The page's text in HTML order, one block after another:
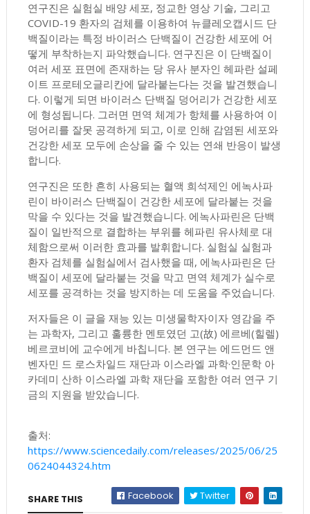
연구진은 실험실 배양 세포, 정교한 영상 기술, 그리고
COVID-19 환자의 검체를 이용하여 뉴클레오캡시드 단
백질이라는 특정 바이러스 단백질이 건강한 세포에 어
떻게 부착하는지 파악했습니다. 연구진은 이 단백질이
여러 세포 표면에 존재하는 당 유사 분자인 헤파란 설페
이트 프로테오글리칸에 달라붙는다는 것을 발견했습니
다. 이렇게 되면 바이러스 단백질 덩어리가 건강한 세포
에 형성됩니다. 그러면 면역 체계가 항체를 사용하여 이
덩어리를 잘못 공격하게 되고, 이로 인해 감염된 세포와
건강한 세포 모두에 손상을 줄 수 있는 연쇄 반응이 발생
합니다.
연구진은 또한 흔히 사용되는 혈액 희석제인 에녹사파
린이 바이러스 단백질이 건강한 세포에 달라붙는 것을
막을 수 있다는 것을 발견했습니다. 에녹사파린은 단백
질이 일반적으로 결합하는 부위를 헤파린 유사체로 대
체함으로써 이러한 효과를 발휘합니다. 실험실 실험과
환자 검체를 실험실에서 검사했을 때, 에녹사파린은 단
백질이 세포에 달라붙는 것을 막고 면역 체계가 실수로
세포를 공격하는 것을 방지하는 데 도움을 주었습니다.
저자들은 이 글을 재능 있는 미생물학자이자 영감을 주
는 과학자, 그리고 훌륭한 멘토였던 고(故) 에르베(힐렐)
베르코비에 교수에게 바칩니다. 본 연구는 에드먼드 앤
벤자민 드 로스차일드 재단과 이스라엘 과학·인문학 아
카데미 산하 이스라엘 과학 재단을 포함한 여러 연구 기
금의 지원을 받았습니다.
출처:
https://www.sciencedaily.com/releases/2025/06/25
0624044324.htm
SHARE THIS Facebook Twitter